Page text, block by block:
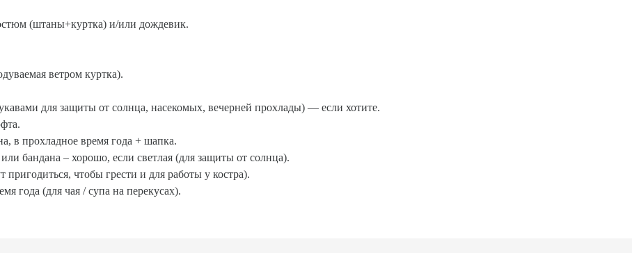
(штаны+куртка) и/или дождевик.
ветром куртка).
для защиты от солнца, насекомых, вечерней прохлады) — если хотите.
в прохладное время года + шапка.
бандана – хорошо, если светлая (для защиты от солнца).
пригодиться, чтобы грести и для работы у костра).
года (для чая / супа на перекусах).